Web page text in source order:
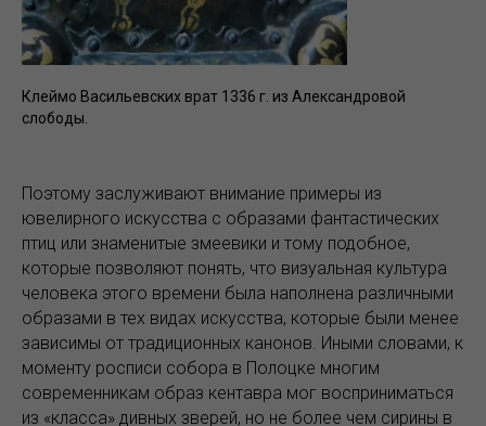
Клеймо Васильевских врат 1336 г. из Александровой
слободы.
Поэтому заслуживают внимание примеры из
ювелирного искусства с образами фантастических
птиц или знаменитые змеевики и тому подобное,
которые позволяют понять, что визуальная культура
человека этого времени была наполнена различными
образами в тех видах искусства, которые были менее
зависимы от традиционных канонов. Иными словами, к
моменту росписи собора в Полоцке многим
современникам образ кентавра мог восприниматься
из «класса» дивных зверей, но не более чем сирины в